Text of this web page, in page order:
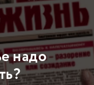
надо